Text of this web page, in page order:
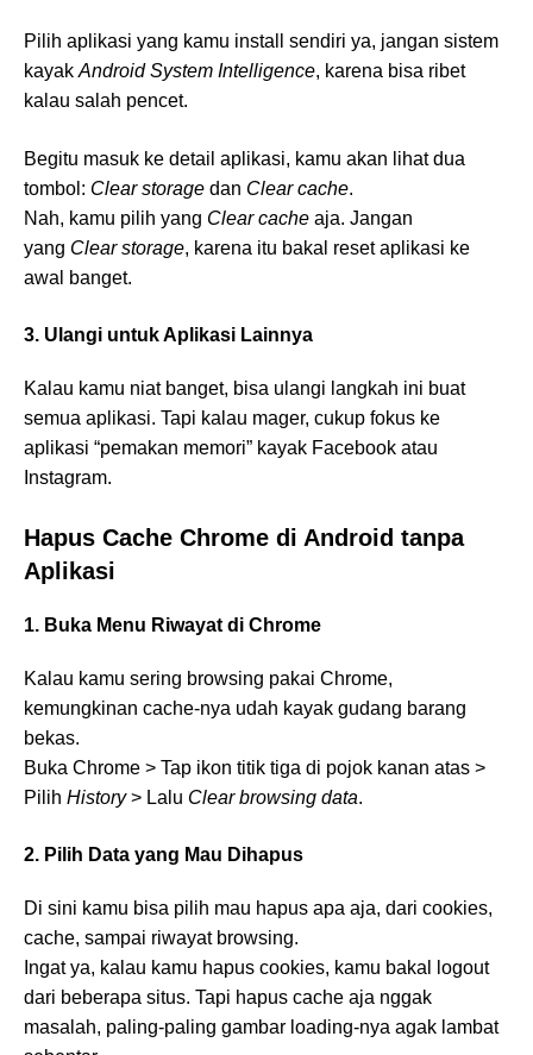
Pilih aplikasi yang kamu install sendiri ya, jangan sistem
kayakAndroid System Intelligence, karena bisa ribet
kalau salah pencet.
Begitu masuk ke detail aplikasi, kamu akan lihat dua
tombol: Clear storage dan Clear cache.
Nah, kamu pilih yang Clear cache aja. Jangan
yang Clear storage, karena itu bakal reset aplikasi ke
awal banget.
3. Ulangi untuk Aplikasi Lainnya
Kalau kamu niat banget, bisa ulangi langkah ini buat
semua aplikasi. Tapi kalau mager, cukup fokus ke
aplikasi “pemakan memori” kayak Facebook atau
Instagram.
Hapus Cache Chrome di Android tanpa
Aplikasi
1. Buka Menu Riwayat di Chrome
Kalau kamu sering browsing pakai Chrome,
kemungkinan cache-nya udah kayak gudang barang
bekas.
Buka Chrome > Tap ikon titik tiga di pojok kanan atas >
Pilih History> Lalu Clear browsing data.
2. Pilih Data yang Mau Dihapus
Di sini kamu bisa pilih mau hapus apa aja, dari cookies,
cache, sampai riwayat browsing.
Ingat ya, kalau kamu hapus cookies, kamu bakal logout
dari beberapa situs. Tapi hapus cache aja nggak
masalah, paling-paling gambar loading-nya agak lambat